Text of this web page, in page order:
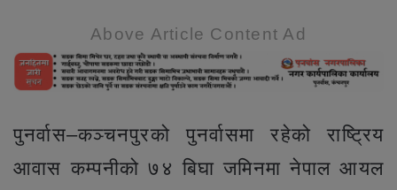
Above Article Content Ad
पुनर्वास–कञ्चनपुरको पुनर्वासमा रहेको राष्ट्रिय
आवास कम्पनीको ७४ बिघा जमिनमा नेपाल आयल